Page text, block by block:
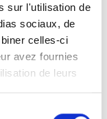
sur l'utilisation de
sociaux, de
celles-ci
avez fournies
de leurs
pouvez utiliser
disponible, nous
YouTube ici.